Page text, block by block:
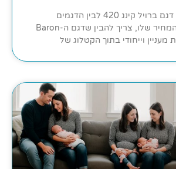
מי שמתלבט בין דגם ברויל קינג 420 לבין הדגמים
האחרים בטווח המחיר שלו, צריך להבין שדגם ה-Baron